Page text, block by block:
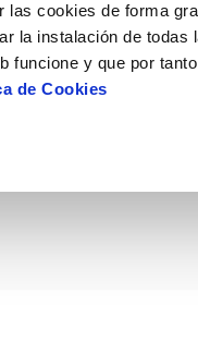
las cookies de forma
la instalación de todas
funcione y que por
de Cookies
MODIFICACIÓN DE DATOS
Actualizar datos bancários
Actualizar datos de
DE SERVICIO
de compromisos
Counsel (Defensa del
DEL AGUA
de ahorro
comunitarios
DEL CONTRATANTE
de contratación del
en curso